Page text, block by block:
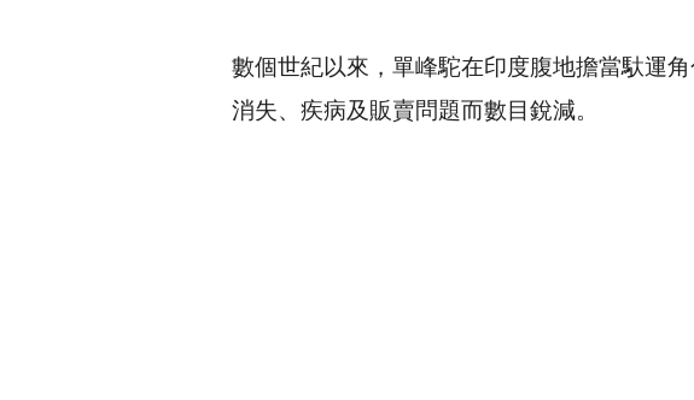
數個世紀以來，單峰駝在印度腹地擔當馱運
消失、疾病及販賣問題而數目銳減。